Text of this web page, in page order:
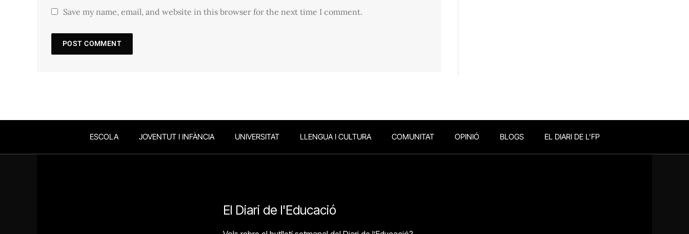
Save my name, email, and website in this browser for the next time I comment.
ESCOLA JOVENTUT I INFÀNCIA UNIVERSITAT LLENGUA I CULTURA COMUNITAT OPINIÓ BLOGS EL DIARI DE L’FP